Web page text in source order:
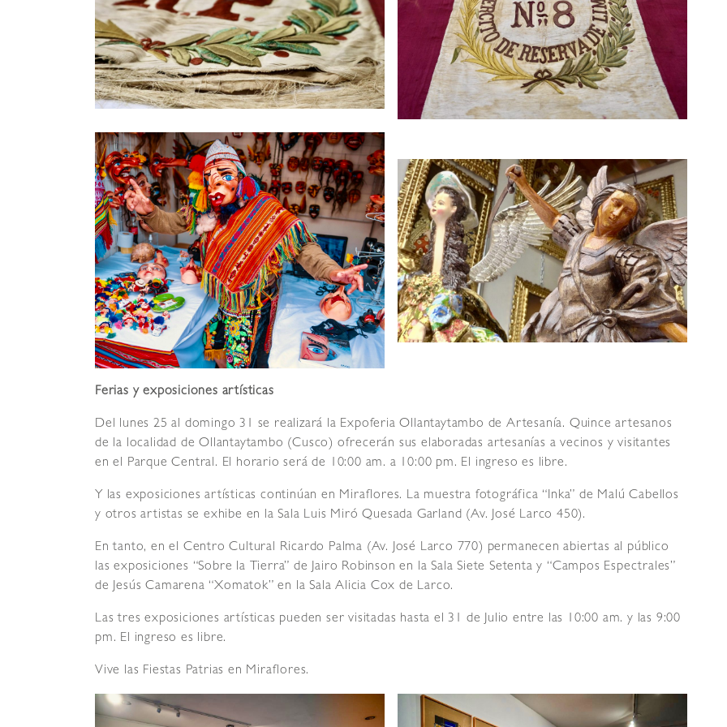
Ferias y exposiciones artísticas
Del lunes 25 al domingo 31 se realizará la Expoferia Ollantaytambo de Artesanía. Quince artesanos
de la localidad de Ollantaytambo (Cusco) ofrecerán sus elaboradas artesanías a vecinos y visitantes
en el Parque Central. El horario será de 10:00 am. a 10:00 pm. El ingreso es libre.
Y las exposiciones artísticas continúan en Miraflores. La muestra fotográfica “Inka” de Malú Cabellos
y otros artistas se exhibe en la Sala Luis Miró Quesada Garland (Av. José Larco 450).
En tanto, en el Centro Cultural Ricardo Palma (Av. José Larco 770) permanecen abiertas al público
las exposiciones “Sobre la Tierra” de Jairo Robinson en la Sala Siete Setenta y “Campos Espectrales”
de Jesús Camarena “Xomatok” en la Sala Alicia Cox de Larco.
Las tres exposiciones artísticas pueden ser visitadas hasta el 31 de Julio entre las 10:00 am. y las 9:00
pm. El ingreso es libre.
Vive las Fiestas Patrias en Miraflores.